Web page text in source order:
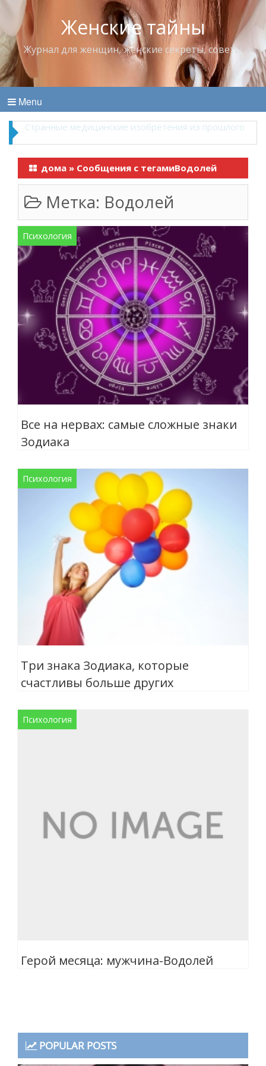
Женские тайны
Журнал для женщин, женские секреты, советы
Menu
Что пить в жару
дома » Сообщения с тегамиВодолей
Метка: Водолей
Психология
Все на нервах: самые сложные знаки
Зодиака
Психология
Три знака Зодиака, которые
счастливы больше других
Психология
Герой месяца: мужчина-Водолей
POPULAR POSTS